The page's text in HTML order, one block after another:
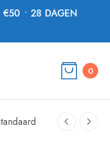
€50 • 28 DAGEN
0